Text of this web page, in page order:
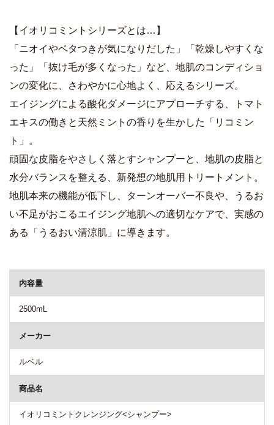
【イオリコミントシリーズとは…】
「ニオイやベタつきが気になりだした」「乾燥しやすくな
った」「抜け毛が多くなった」など、地肌のコンディショ
ンの変化に、さわやかに心地よく、応えるシリーズ。
エイジングによる酸化ダメージにアプローチする、トマト
エキスの働きと天然ミントの香りを生かした「リコミン
ト」。
頑固な皮脂をやさしく落とすシャンプーと、地肌の皮脂と
水分バランスを整える、新発想の地肌用トリートメント。
地肌本来の機能が低下し、ターンオーバー不良や、うるお
い不足がおこるエイジング地肌への適切なケアで、実感の
ある「うるおい清涼肌」に導きます。
内容量
2500mL
メーカー
ルベル
商品名
イオリコミントクレンジング<シャンプー>